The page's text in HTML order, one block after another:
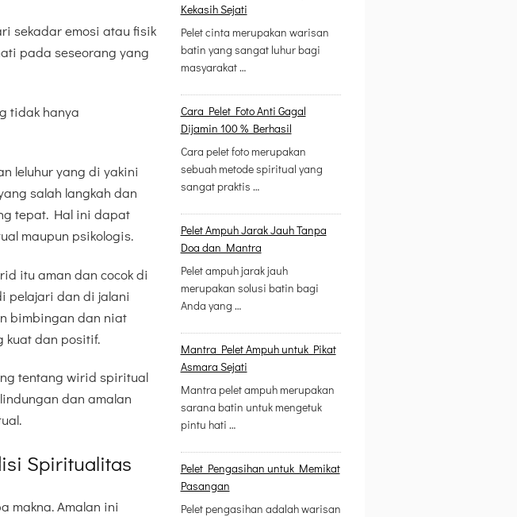
sekadar emosi atau fisik
pada seseorang yang
tidak hanya
leluhur yang di yakini
salah langkah dan
tepat. Hal ini dapat
maupun psikologis.
itu aman dan cocok di
pelajari dan di jalani
bimbingan dan niat
kuat dan positif.
tentang wirid spiritual
dan amalan
Spiritualitas
makna. Amalan ini
Kekasih Sejati
Pelet cinta merupakan warisan
batin yang sangat luhur bagi
masyarakat …
Cara Pelet Foto Anti Gagal
Dijamin 100 % Berhasil
Cara pelet foto merupakan
sebuah metode spiritual yang
sangat praktis …
Pelet Ampuh Jarak Jauh Tanpa
Doa dan Mantra
Pelet ampuh jarak jauh
merupakan solusi batin bagi
Anda yang …
Mantra Pelet Ampuh untuk Pikat
Asmara Sejati
Mantra pelet ampuh merupakan
sarana batin untuk mengetuk
pintu hati …
Pelet Pengasihan untuk Memikat
Pasangan
Pelet pengasihan adalah warisan